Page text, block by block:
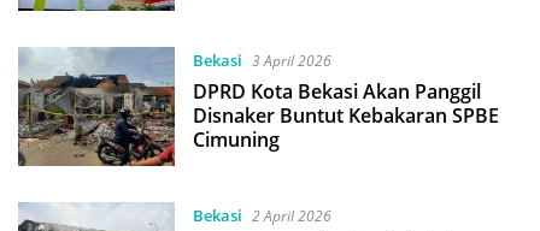
Bekasi 3 April 2026
DPRD Kota Bekasi Akan Panggil
Disnaker Buntut Kebakaran SPBE
Cimuning
Bekasi 2 April 2026